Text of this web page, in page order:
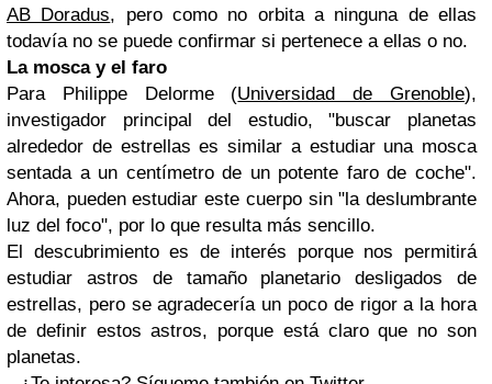
AB Doradus, pero como no orbita a ninguna de ellas
todavía no se puede confirmar si pertenece a ellas o no.
La mosca y el faro
Para Philippe Delorme (Universidad de Grenoble),
investigador principal del estudio, "buscar planetas
alrededor de estrellas es similar a estudiar una mosca
sentada a un centímetro de un potente faro de coche".
Ahora, pueden estudiar este cuerpo sin "la deslumbrante
luz del foco", por lo que resulta más sencillo.
El descubrimiento es de interés porque nos permitirá
estudiar astros de tamaño planetario desligados de
estrellas, pero se agradecería un poco de rigor a la hora
de definir estos astros, porque está claro que no son
planetas.